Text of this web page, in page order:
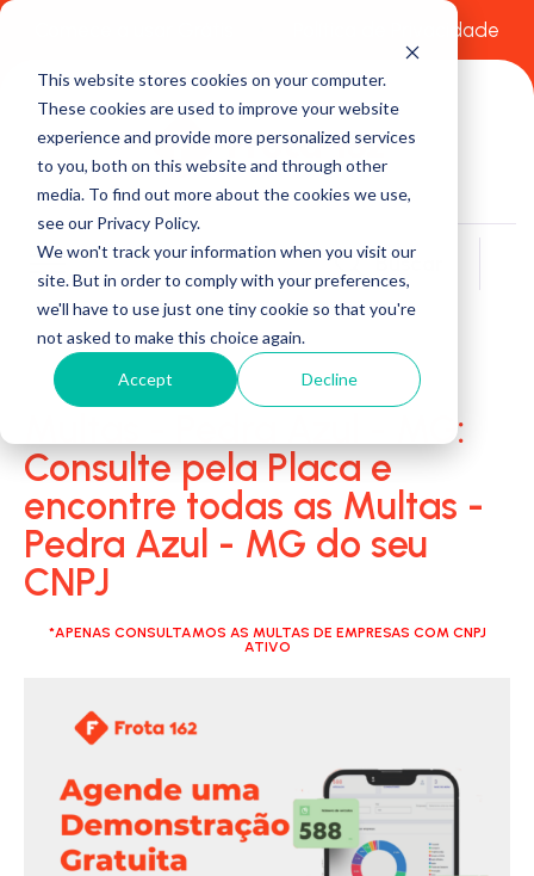
This website stores cookies on your computer.
These cookies are used to improve your website
experience and provide more personalized services
to you, both on this website and through other
media. To find out more about the cookies we use,
see our Privacy Policy.
We won't track your information when you visit our
site. But in order to comply with your preferences,
we'll have to use just one tiny cookie so that you're
not asked to make this choice again.
Accept Decline
Política de Privacidade
Buscar
Multas - Pedra Azul - MG:
Consulte pela Placa e
encontre todas as Multas -
Pedra Azul - MG do seu
CNPJ
*APENAS CONSULTAMOS AS MULTAS DE EMPRESAS COM CNPJ
ATIVO